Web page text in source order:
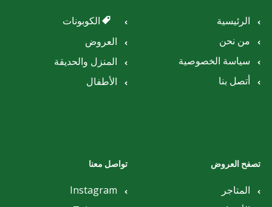
الرئيسية
من نحن
سياسة الخصوصية
أتصل بنا
الكوبونات
العروض
المنزل والحديقة
الأطفال
تصفح العروض
المتاجر
تواصل معنا
Instagram